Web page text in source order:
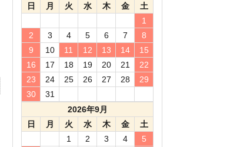
日
月 火 水 木 金
土
1
2
3 4 5 6 7
8
9
10 11 12 13 14
15
16
17 18 19 20 21
22
23
24 25 26 27 28
29
30
31
2026年9月
日
月 火 水 木 金
土
1
2 3 4
5